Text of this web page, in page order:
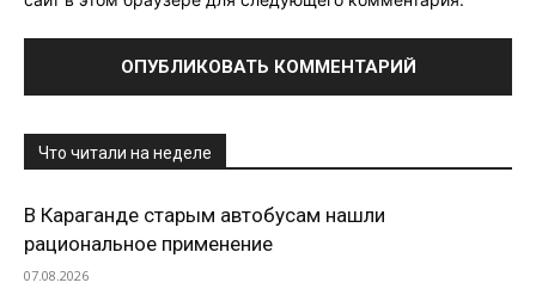
Что читали на неделе
В Караганде старым автобусам нашли
рациональное применение
07.08.2026